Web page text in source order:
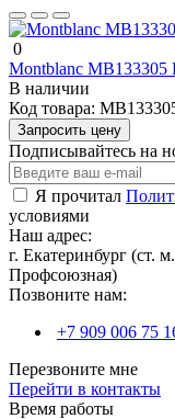
0
Montblanc MB133305
В наличии
Код товара:
Запросить цену
Подписывайтесь на
Я прочитал
условиями
Наш адрес:
г. Екатеринбург (ст.
Профсоюзная)
Позвоните нам:
+7 909 006 75
Перезвоните мне
Перейти в контакты
Время работы